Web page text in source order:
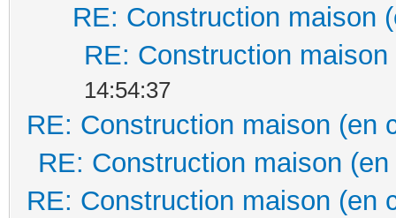
RE: Construction maison
RE: Construction
14:54:37
RE: Construction maison (en
RE: Construction maison
RE: Construction maison (en